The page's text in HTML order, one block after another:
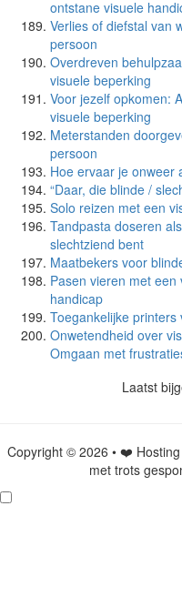
ontstane visuele
Verlies of diefstal van
persoon
Overdreven
visuele beperking
Voor jezelf opkomen:
visuele beperking
Meterstanden
persoon
Hoe ervaar je onweer
“Daar, die blinde /
Solo reizen met een
Tandpasta doseren
slechtziend bent
Maatbekers voor
Pasen vieren met een
handicap
Toegankelijke
Onwetendheid over
Omgaan met
Laatst
Copyright © 2026 • ❤️
met trots